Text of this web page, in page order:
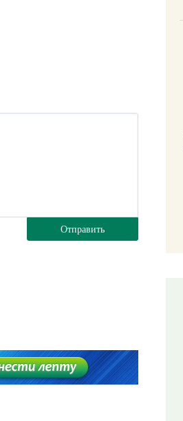
Отправить